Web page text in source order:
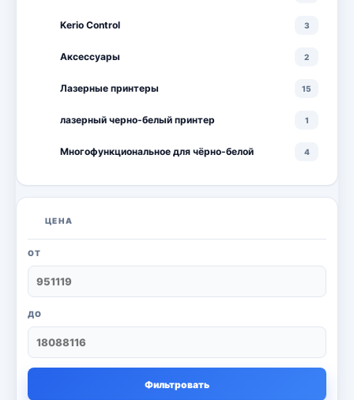
Kerio Control 3
Аксессуары 2
Лазерные принтеры 15
лазерный черно-белый принтер 1
Многофункциональное для чёрно-белой 4
Многофункциональные лазерные принтеры 18
принтеры
Моноблоки
Ноутбуки
ЦЕНА
ОТ
ДО
Фильтровать